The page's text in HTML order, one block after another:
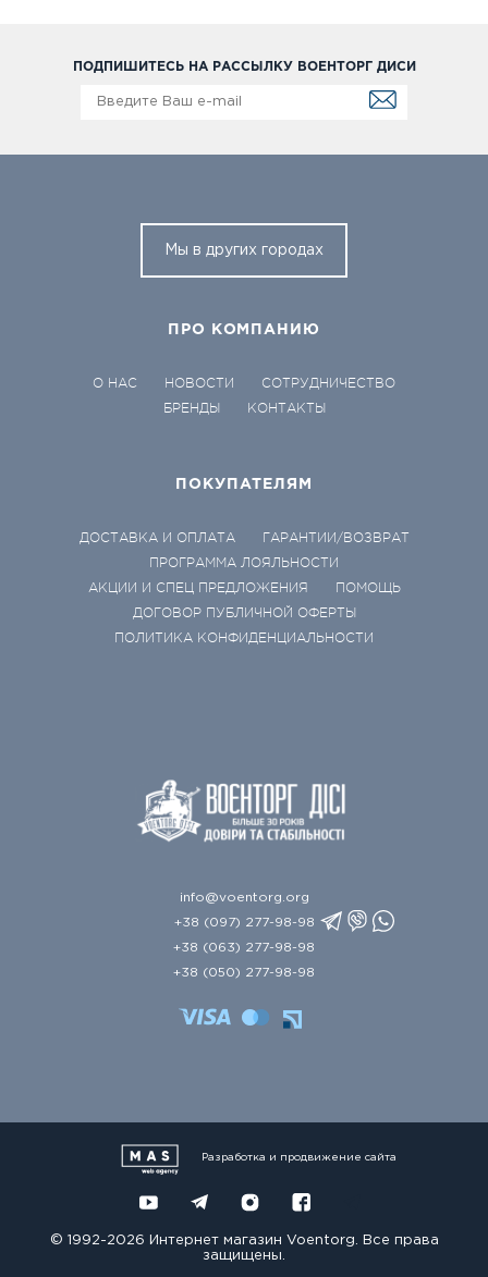
ПОДПИШИТЕСЬ НА РАССЫЛКУ ВОЕНТОРГ ДИСИ
Мы в других городах
ПРО КОМПАНИЮ
О НАС НОВОСТИ
СОТРУДНИЧЕСТВО
БРЕНДЫ
КОНТАКТЫ
ПОКУПАТЕЛЯМ
ДОСТАВКА И ОПЛАТА
ГАРАНТИИ/ВОЗВРАТ
ПРОГРАММА ЛОЯЛЬНОСТИ
АКЦИИ И СПЕЦ ПРЕДЛОЖЕНИЯ
ПОМОЩЬ
ДОГОВОР ПУБЛИЧНОЙ ОФЕРТЫ
ПОЛИТИКА КОНФИДЕНЦИАЛЬНОСТИ
info@voentorg.org
+38 (097) 277-98-98
+38 (063) 277-98-98
+38 (050) 277-98-98
© 1992-2026 Интернет магазин Voentorg. Все права
защищены.
Разработка и продвижение сайта